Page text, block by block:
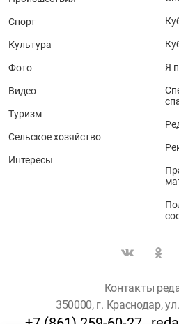
Спорт
Культура
Фото
Видео
Туризм
Сельское хозяйство
Интересы
Я
Контакты
350000, г. Краснодар,